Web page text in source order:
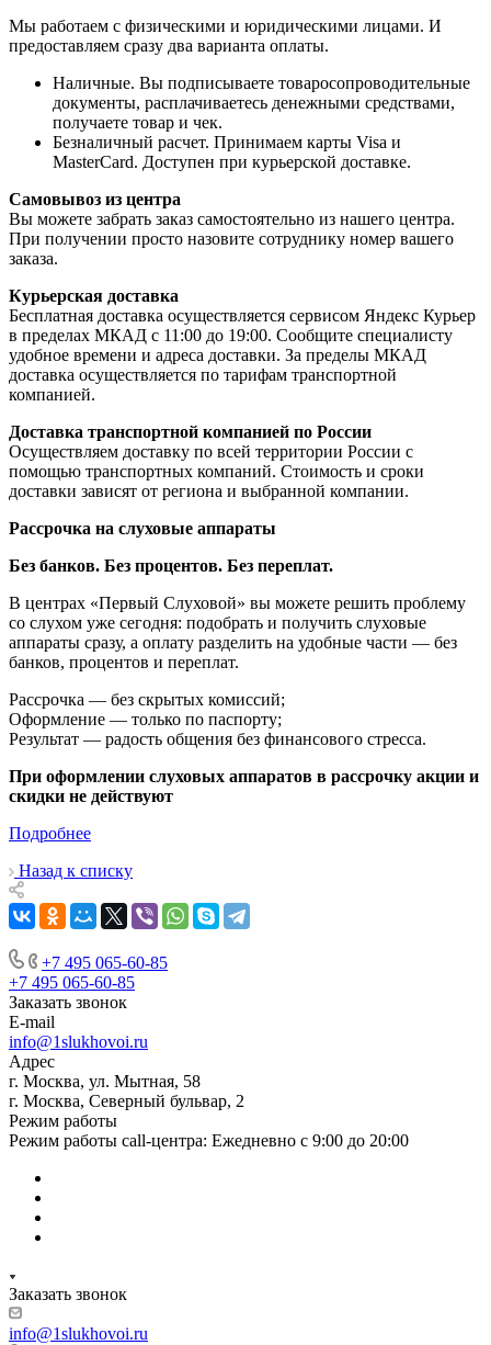
Мы работаем с физическими и юридическими лицами. И
предоставляем сразу два варианта оплаты.
Наличные. Вы подписываете товаросопроводительные
документы, расплачиваетесь денежными средствами,
получаете товар и чек.
Безналичный расчет. Принимаем карты Visa и
MasterCard. Доступен при курьерской доставке.
Самовывоз из центра
Вы можете забрать заказ самостоятельно из нашего центра.
При получении просто назовите сотруднику номер вашего
заказа.
Курьерская доставка
Бесплатная доставка осуществляется сервисом Яндекс Курьер
в пределах МКАД с 11:00 до 19:00. Сообщите специалисту
удобное времени и адреса доставки. За пределы МКАД
доставка осуществляется по тарифам транспортной
компанией.
Доставка транспортной компанией по России
Осуществляем доставку по всей территории России с
помощью транспортных компаний. Стоимость и сроки
доставки зависят от региона и выбранной компании.
Рассрочка на слуховые аппараты
Без банков. Без процентов. Без переплат.
В центрах «Первый Слуховой» вы можете решить проблему
со слухом уже сегодня: подобрать и получить слуховые
аппараты сразу, а оплату разделить на удобные части — без
банков, процентов и переплат.
Рассрочка — без скрытых комиссий;
Оформление — только по паспорту;
Результат — радость общения без финансового стресса.
При оформлении слуховых аппаратов в рассрочку акции и
скидки не действуют
Подробнее
Назад к списку
+7 495 065-60-85
+7 495 065-60-85
Заказать звонок
E-mail
info@1slukhovoi.ru
Адрес
г. Москва, ул. Мытная, 58
г. Москва, Северный бульвар, 2
Режим работы
Режим работы call-центра: Ежедневно с 9:00 до 20:00
Заказать звонок
info@1slukhovoi.ru